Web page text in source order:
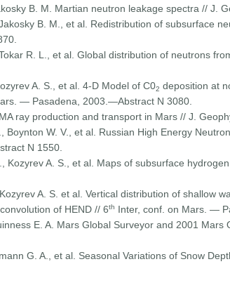
В. М. Martian neutron leakage spectra //
В. М., et al. Redistribution of subsurface
R. L., et al. Global distribution of neutrons
A. S., et al. 4-D Model of C02 deposition at
— Pasadena, 2003.—Abstract N 3080.
ray production and transport in Mars // J.
Boynton W. V., et al. Russian High Energy
N 1550.
Kozyrev A. S., et al. Maps of subsurface
A. S. et al. Vertical distribution of shallow
of HEND // 6th Inter, conf. on Mars. —
E. A. Mars Global Surveyor and 2001
G. A., et al. Seasonal Variations of Snow